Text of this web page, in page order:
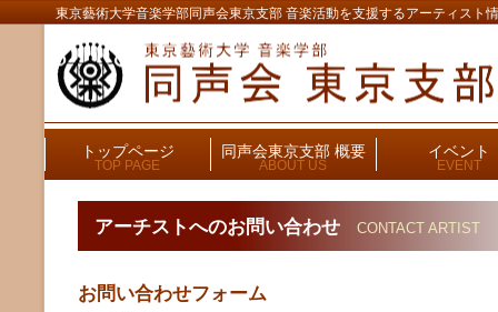
東京藝術大学音楽学部同声会東京支部 音楽活動を支援するアーティスト
アーチストへのお問い合わせ CONTACT ARTIST
お問い合わせフォーム
トップページ
TOP PAGE
同声会東京支部 概要
ABOUT US
イベント
EVENT